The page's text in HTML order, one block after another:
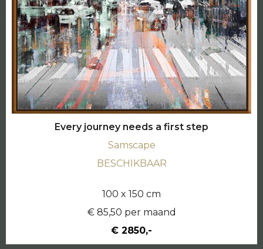
Every journey needs a first step
Samscape
BESCHIKBAAR
100 x 150 cm
€ 85,50 per maand
€ 2850,-